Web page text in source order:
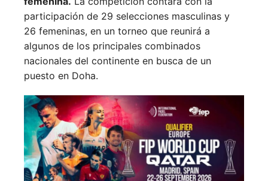
participación de 29 selecciones masculinas y
26 femeninas, en un torneo que reunirá a
algunos de los principales combinados
nacionales del continente en busca de un
puesto en Doha.